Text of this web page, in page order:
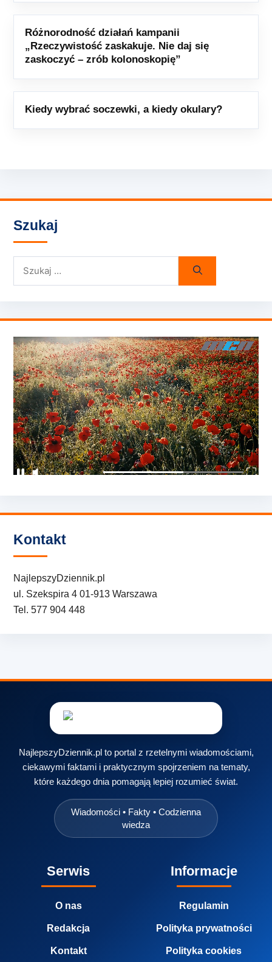
Różnorodność działań kampanii
„Rzeczywistość zaskakuje. Nie daj się
zaskoczyć – zrób kolonoskopię”
Kiedy wybrać soczewki, a kiedy okulary?
Szukaj
Kontakt
NajlepszyDziennik.pl
ul. Szekspira 4 01-913 Warszawa
Tel. 577 904 448
NajlepszyDziennik.pl to portal z rzetelnymi wiadomościami,
ciekawymi faktami i praktycznym spojrzeniem na tematy,
które każdego dnia pomagają lepiej rozumieć świat.
Wiadomości • Fakty • Codzienna
wiedza
Serwis
O nas
Redakcja
Kontakt
Informacje
Regulamin
Polityka prywatności
Polityka cookies